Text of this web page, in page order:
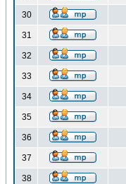
30
31
32
33
34
35
36
37
38